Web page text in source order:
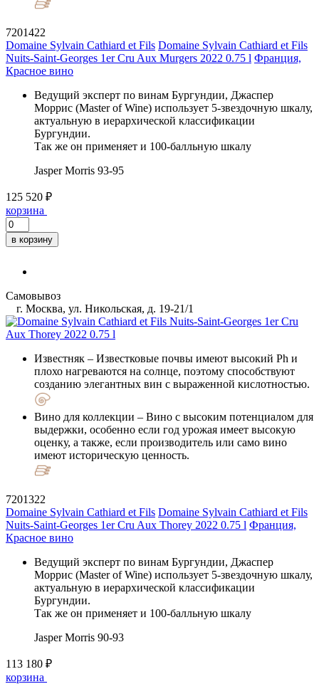
7201422
Domaine Sylvain Cathiard et Fils Domaine Sylvain Cathiard et Fils
Nuits-Saint-Georges 1er Cru Aux Murgers 2022 0.75 l Франция,
Красное вино
Ведущий эксперт по винам Бургундии, Джаспер
Моррис (Master of Wine) использует 5-звездочную шкалу,
актуальную в иерархической классификации
Бургундии.
Так же он применяет и 100-балльную шкалу
Jasper Morris 93-95
125 520 ₽
корзина
в корзину
Самовывоз
г. Москва, ул. Никольская, д. 19-21/1
Известняк – Известковые почвы имеют высокий Ph и
плохо нагреваются на солнце, поэтому способствуют
созданию элегантных вин с выраженной кислотностью.
Вино для коллекции – Вино с высоким потенциалом для
выдержки, особенно если год урожая имеет высокую
оценку, а также, если производитель или само вино
имеют историческую ценность.
7201322
Domaine Sylvain Cathiard et Fils Domaine Sylvain Cathiard et Fils
Nuits-Saint-Georges 1er Cru Aux Thorey 2022 0.75 l Франция,
Красное вино
Ведущий эксперт по винам Бургундии, Джаспер
Моррис (Master of Wine) использует 5-звездочную шкалу,
актуальную в иерархической классификации
Бургундии.
Так же он применяет и 100-балльную шкалу
Jasper Morris 90-93
113 180 ₽
корзина